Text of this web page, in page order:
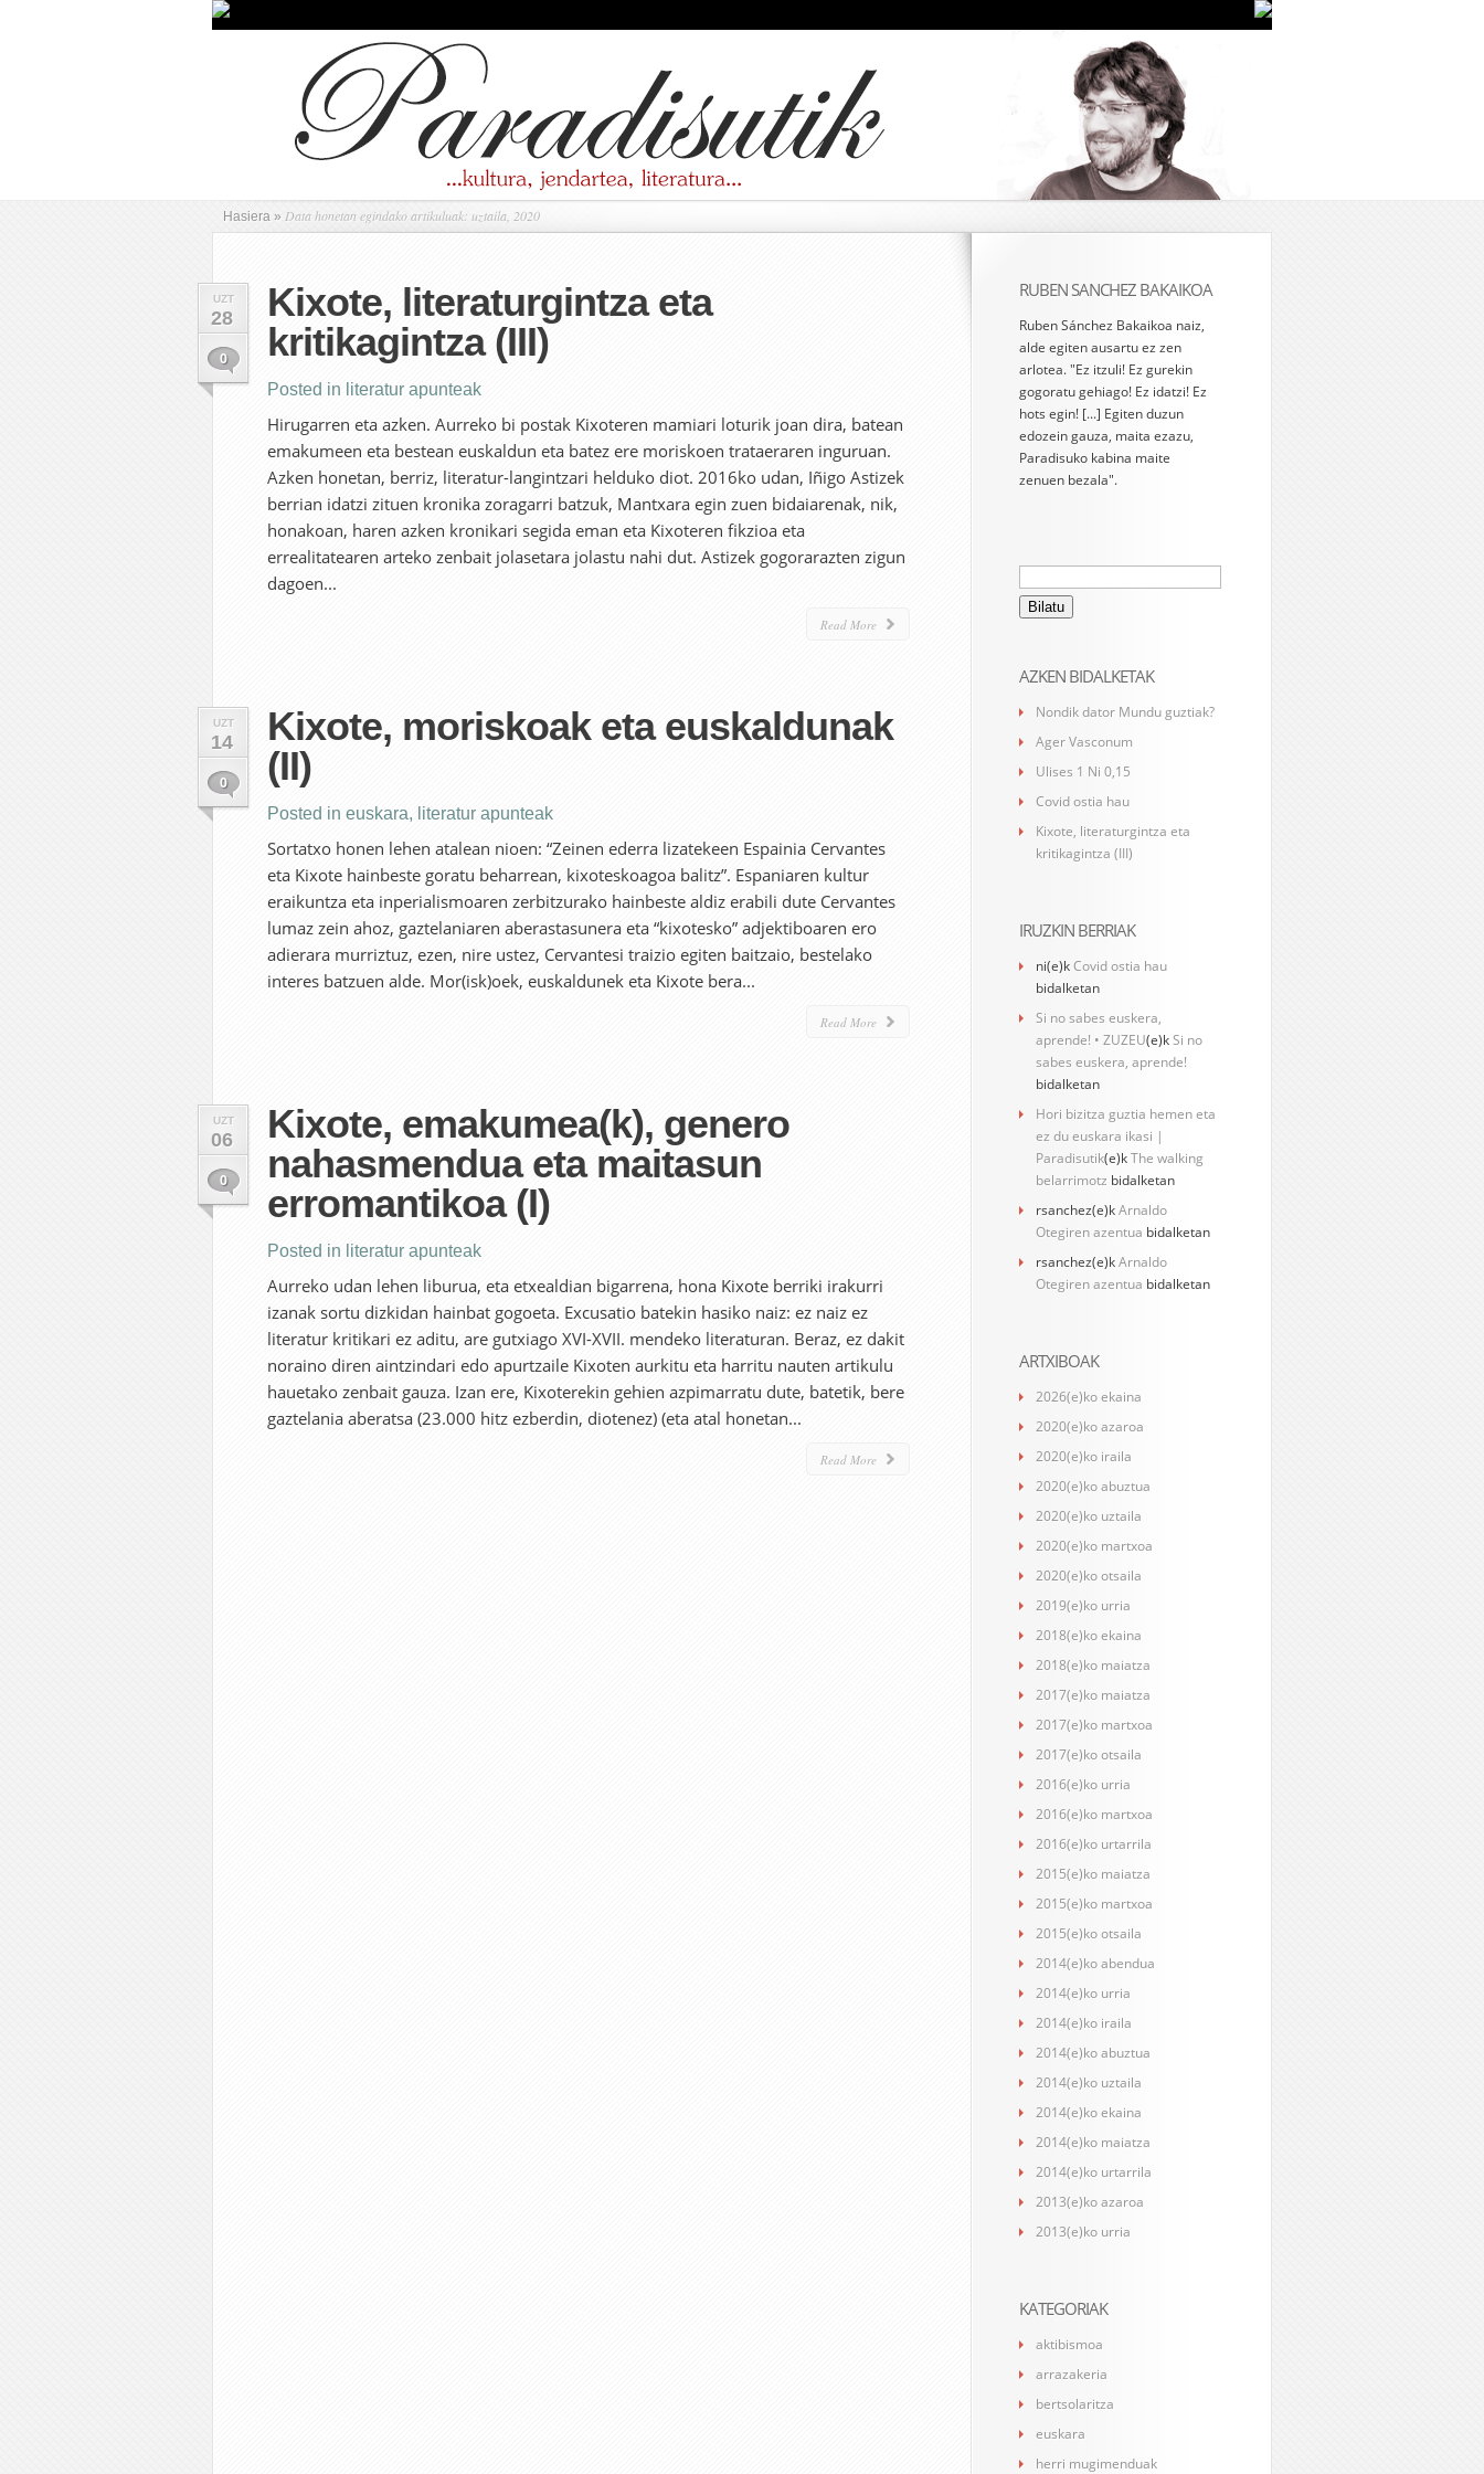
Hasiera » Data honetan egindako artikuluak: uztaila, 2020
UZT
28
0
Kixote, literaturgintza eta
kritikagintza (III)
Posted in literatur apunteak
Hirugarren eta azken. Aurreko bi postak Kixoteren mamiari loturik joan dira, batean
emakumeen eta bestean euskaldun eta batez ere moriskoen trataeraren inguruan.
Azken honetan, berriz, literatur-langintzari helduko diot. 2016ko udan, Iñigo Astizek
berrian idatzi zituen kronika zoragarri batzuk, Mantxara egin zuen bidaiarenak, nik,
honakoan, haren azken kronikari segida eman eta Kixoteren fikzioa eta
errealitatearen arteko zenbait jolasetara jolastu nahi dut. Astizek gogorarazten zigun
dagoen...
Read More
UZT
14
0
Kixote, moriskoak eta euskaldunak
(II)
Posted in euskara, literatur apunteak
Sortatxo honen lehen atalean nioen: “Zeinen ederra lizatekeen Espainia Cervantes
eta Kixote hainbeste goratu beharrean, kixoteskoagoa balitz”. Espaniaren kultur
eraikuntza eta inperialismoaren zerbitzurako hainbeste aldiz erabili dute Cervantes
lumaz zein ahoz, gaztelaniaren aberastasunera eta “kixotesko” adjektiboaren ero
adierara murriztuz, ezen, nire ustez, Cervantesi traizio egiten baitzaio, bestelako
interes batzuen alde. Mor(isk)oek, euskaldunek eta Kixote bera...
Read More
UZT
06
0
Kixote, emakumea(k), genero
nahasmendua eta maitasun
erromantikoa (I)
Posted in literatur apunteak
Aurreko udan lehen liburua, eta etxealdian bigarrena, hona Kixote berriki irakurri
izanak sortu dizkidan hainbat gogoeta. Excusatio batekin hasiko naiz: ez naiz ez
literatur kritikari ez aditu, are gutxiago XVI-XVII. mendeko literaturan. Beraz, ez dakit
noraino diren aintzindari edo apurtzaile Kixoten aurkitu eta harritu nauten artikulu
hauetako zenbait gauza. Izan ere, Kixoterekin gehien azpimarratu dute, batetik, bere
gaztelania aberatsa (23.000 hitz ezberdin, diotenez) (eta atal honetan...
Read More
RUBEN SANCHEZ BAKAIKOA
Ruben Sánchez Bakaikoa naiz,
alde egiten ausartu ez zen
arlotea. "Ez itzuli! Ez gurekin
gogoratu gehiago! Ez idatzi! Ez
hots egin! [...] Egiten duzun
edozein gauza, maita ezazu,
Paradisuko kabina maite
zenuen bezala".
Bilatu:
AZKEN BIDALKETAK
Nondik dator Mundu guztiak?
Ager Vasconum
Ulises 1 Ni 0,15
Covid ostia hau
Kixote, literaturgintza eta
kritikagintza (III)
IRUZKIN BERRIAK
ni(e)kCovid ostia hau
bidalketan
Si no sabes euskera,
aprende! • ZUZEU(e)kSi no
sabes euskera, aprende!
bidalketan
Hori bizitza guztia hemen eta
ez du euskara ikasi |
Paradisutik(e)kThe walking
belarrimotz bidalketan
rsanchez(e)kArnaldo
Otegiren azentua bidalketan
rsanchez(e)kArnaldo
Otegiren azentua bidalketan
ARTXIBOAK
2026(e)ko ekaina
2020(e)ko azaroa
2020(e)ko iraila
2020(e)ko abuztua
2020(e)ko uztaila
2020(e)ko martxoa
2020(e)ko otsaila
2019(e)ko urria
2018(e)ko ekaina
2018(e)ko maiatza
2017(e)ko maiatza
2017(e)ko martxoa
2017(e)ko otsaila
2016(e)ko urria
2016(e)ko martxoa
2016(e)ko urtarrila
2015(e)ko maiatza
2015(e)ko martxoa
2015(e)ko otsaila
2014(e)ko abendua
2014(e)ko urria
2014(e)ko iraila
2014(e)ko abuztua
2014(e)ko uztaila
2014(e)ko ekaina
2014(e)ko maiatza
2014(e)ko urtarrila
2013(e)ko azaroa
2013(e)ko urria
KATEGORIAK
aktibismoa
arrazakeria
bertsolaritza
euskara
herri mugimenduak